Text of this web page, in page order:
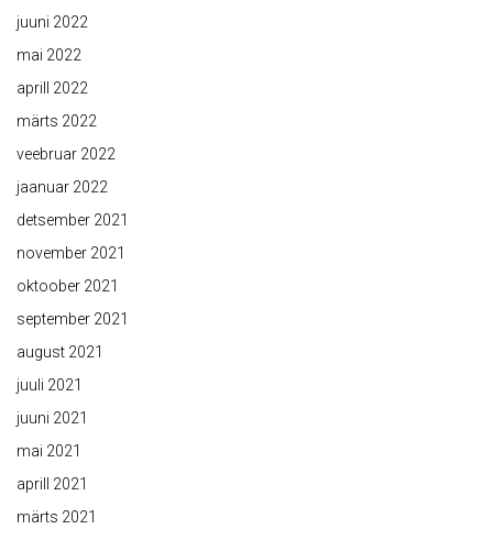
juuni 2022
mai 2022
aprill 2022
märts 2022
veebruar 2022
jaanuar 2022
detsember 2021
november 2021
oktoober 2021
september 2021
august 2021
juuli 2021
juuni 2021
mai 2021
aprill 2021
märts 2021